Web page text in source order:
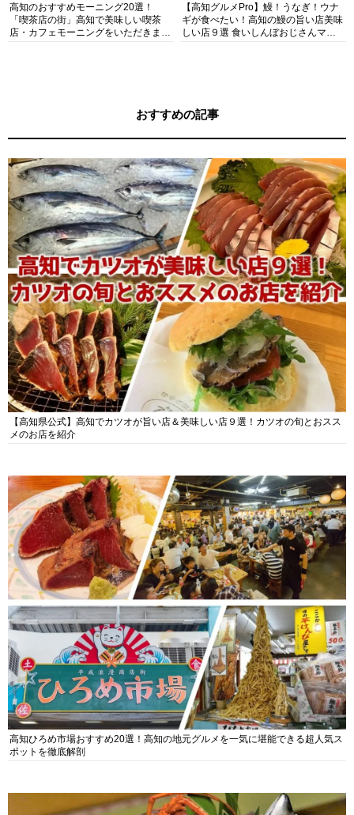
高知のおすすめモーニング20選！
「喫茶店の街」高知で美味しい喫茶
店・カフェモーニングをいただきま
【高知グルメPro】鰻！うなぎ！ウナ
ギが食べたい！高知の鰻の旨い店美味
しい店９選 食いしんぼおじさんマッ
おすすめの記事
【高知県公式】高知でカツオが旨い店＆美味しい店９選！カツオの旬とおスス
メのお店を紹介
高知ひろめ市場おすすめ20選！高知の地元グルメを一気に堪能できる超人気ス
ポットを徹底解剖